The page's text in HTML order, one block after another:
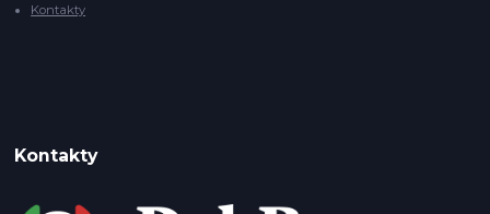
Kontakty
Kontakty